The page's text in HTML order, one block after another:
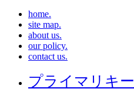
home.
site map.
about us.
our policy.
contact us.
プライマリキー